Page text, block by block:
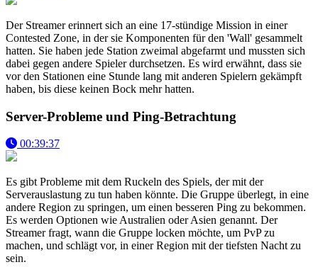
Der Streamer erinnert sich an eine 17-stündige Mission in einer
Contested Zone, in der sie Komponenten für den 'Wall' gesammelt
hatten. Sie haben jede Station zweimal abgefarmt und mussten sich
dabei gegen andere Spieler durchsetzen. Es wird erwähnt, dass sie
vor den Stationen eine Stunde lang mit anderen Spielern gekämpft
haben, bis diese keinen Bock mehr hatten.
Server-Probleme und Ping-Betrachtung
00:39:37
Es gibt Probleme mit dem Ruckeln des Spiels, der mit der
Serverauslastung zu tun haben könnte. Die Gruppe überlegt, in eine
andere Region zu springen, um einen besseren Ping zu bekommen.
Es werden Optionen wie Australien oder Asien genannt. Der
Streamer fragt, wann die Gruppe locken möchte, um PvP zu
machen, und schlägt vor, in einer Region mit der tiefsten Nacht zu
sein.